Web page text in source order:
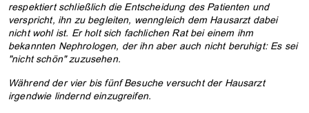
respektiert schließlich die Entscheidung des Patienten und
verspricht, ihn zu begleiten, wenngleich dem Hausarzt dabei
nicht wohl ist. Er holt sich fachlichen Rat bei einem ihm
bekannten Nephrologen, der ihn aber auch nicht beruhigt: Es sei
"nicht schön" zuzusehen.
Während der vier bis fünf Besuche versucht der Hausarzt
irgendwie lindernd einzugreifen.